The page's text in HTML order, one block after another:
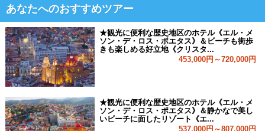
あなたへのおすすめツアー
★観光に便利な歴史地区のホテル《エル・メ
ソン・デ・ロス・ポエタス》＆ビーチも街歩
きも楽しめる好立地《クリスタ...
453,000円～720,000円
★観光に便利な歴史地区のホテル《エル・メ
ソン・デ・ロス・ポエタス》＆静かなで美し
いビーチに面したリゾート《エ...
537,000円～807,000円